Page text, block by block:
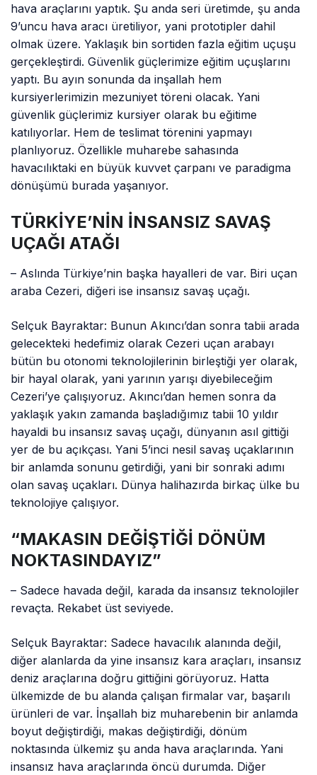
hava araçlarını yaptık. Şu anda seri üretimde, şu anda
9’uncu hava aracı üretiliyor, yani prototipler dahil
olmak üzere. Yaklaşık bin sortiden fazla eğitim uçuşu
gerçekleştirdi. Güvenlik güçlerimize eğitim uçuşlarını
yaptı. Bu ayın sonunda da inşallah hem
kursiyerlerimizin mezuniyet töreni olacak. Yani
güvenlik güçlerimiz kursiyer olarak bu eğitime
katılıyorlar. Hem de teslimat törenini yapmayı
planlıyoruz. Özellikle muharebe sahasında
havacılıktaki en büyük kuvvet çarpanı ve paradigma
dönüşümü burada yaşanıyor.
TÜRKİYE’NİN İNSANSIZ SAVAŞ
UÇAĞI ATAĞI
– Aslında Türkiye’nin başka hayalleri de var. Biri uçan
araba Cezeri, diğeri ise insansız savaş uçağı.
Selçuk Bayraktar: Bunun Akıncı’dan sonra tabii arada
gelecekteki hedefimiz olarak Cezeri uçan arabayı
bütün bu otonomi teknolojilerinin birleştiği yer olarak,
bir hayal olarak, yani yarının yarışı diyebileceğim
Cezeri’ye çalışıyoruz. Akıncı’dan hemen sonra da
yaklaşık yakın zamanda başladığımız tabii 10 yıldır
hayaldi bu insansız savaş uçağı, dünyanın asıl gittiği
yer de bu açıkçası. Yani 5’inci nesil savaş uçaklarının
bir anlamda sonunu getirdiği, yani bir sonraki adımı
olan savaş uçakları. Dünya halihazırda birkaç ülke bu
teknolojiye çalışıyor.
“MAKASIN DEĞİŞTİĞİ DÖNÜM
NOKTASINDAYIZ”
– Sadece havada değil, karada da insansız teknolojiler
revaçta. Rekabet üst seviyede.
Selçuk Bayraktar: Sadece havacılık alanında değil,
diğer alanlarda da yine insansız kara araçları, insansız
deniz araçlarına doğru gittiğini görüyoruz. Hatta
ülkemizde de bu alanda çalışan firmalar var, başarılı
ürünleri de var. İnşallah biz muharebenin bir anlamda
boyut değiştirdiği, makas değiştirdiği, dönüm
noktasında ülkemiz şu anda hava araçlarında. Yani
insansız hava araçlarında öncü durumda. Diğer